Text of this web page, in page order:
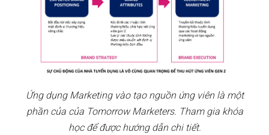
Ứng dụng Marketing vào tạo nguồn ứng viên là một
phần của của Tomorrow Marketers. Tham gia khóa
học để được hướng dẫn chi tiết.